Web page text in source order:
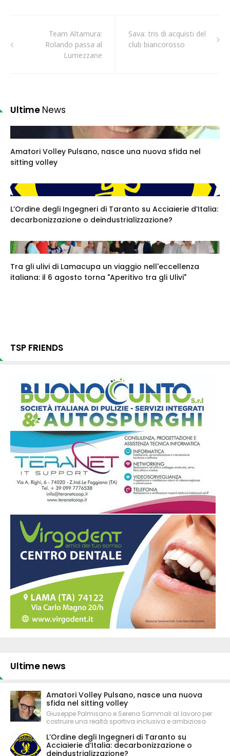
Team Altamura:
Rolando passa al
Lumezzane
Sava: tris di acquisti del
club biancorosso
Ultime News
Amatori Volley Pulsano, nasce una nuova sfida nel
sitting volley
L’Ordine degli Ingegneri di Taranto su Acciaierie d’Italia:
decarbonizzazione o deindustrializzazione?
Tra gli ulivi di Lamacupa un viaggio nell'eccellenza
italiana: il 6 agosto torna "Aperitivo tra gli Ulivi"
TSP FRIENDS
Ultime news
Amatori Volley Pulsano, nasce una nuova
sfida nel sitting volley
Giuseppe Palmisano e Serena Sammali al lavoro per
costruire una realtà sportiva inclusiva e ambiziosa
L’Ordine degli Ingegneri di Taranto su
Acciaierie d’Italia: decarbonizzazione o
deindustrializzazione?